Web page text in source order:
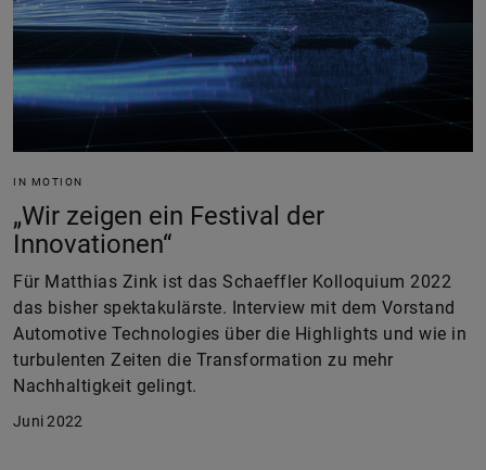
IN MOTION
„Wir zeigen ein Festival der
Innovationen“
Für Matthias Zink ist das Schaeffler Kolloquium 2022
das bisher spektakulärste. Interview mit dem Vorstand
Automotive Technologies über die Highlights und wie in
turbulenten Zeiten die Transformation zu mehr
Nachhaltigkeit gelingt.
Juni 2022